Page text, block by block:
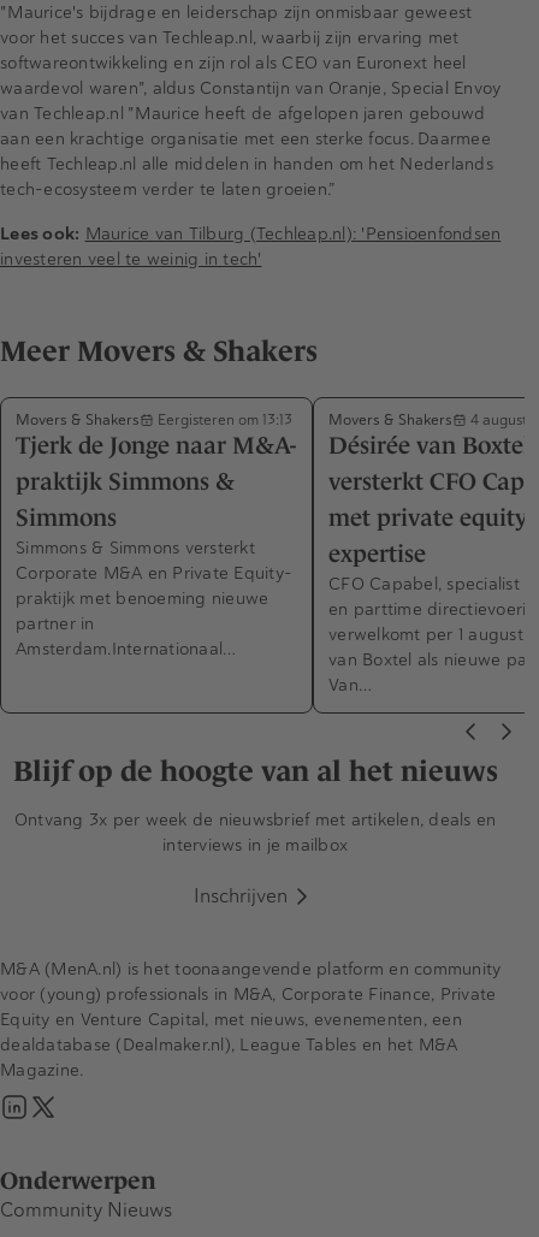
"Maurice's bijdrage en leiderschap zijn onmisbaar geweest
voor het succes van Techleap.nl, waarbij zijn ervaring met
softwareontwikkeling en zijn rol als CEO van Euronext heel
waardevol waren", aldus Constantijn van Oranje, Special Envoy
van Techleap.nl "Maurice heeft de afgelopen jaren gebouwd
aan een krachtige organisatie met een sterke focus. Daarmee
heeft Techleap.nl alle middelen in handen om het Nederlands
tech-ecosysteem verder te laten groeien.”
Lees ook: Maurice van Tilburg (Techleap.nl): 'Pensioenfondsen
investeren veel te weinig in tech'
Meer Movers & Shakers
Movers & Shakers Eergisteren om 13:13
Tjerk de Jonge naar M&A-
praktijk Simmons &
Simmons
Simmons & Simmons versterkt
Corporate M&A en Private Equity-
praktijk met benoeming nieuwe
partner in
Amsterdam.Internationaal…
Movers & Shakers 4
Désirée van Boxtel
versterkt CFO
met private equity-
expertise
CFO Capabel, specialist
en parttime
verwelkomt per 1
van Boxtel als nieuwe
Van…
Blijf op de hoogte van al het nieuws
Ontvang 3x per week de nieuwsbrief met artikelen, deals en
interviews in je mailbox
Inschrijven
Onderwerpen
Community Nieuws
M&A (MenA.nl) is het toonaangevende platform en community
voor (young) professionals in M&A, Corporate Finance, Private
Equity en Venture Capital, met nieuws, evenementen, een
dealdatabase (Dealmaker.nl), League Tables en het M&A
Magazine.